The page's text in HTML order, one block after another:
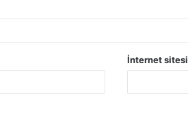
İnternet sitesi